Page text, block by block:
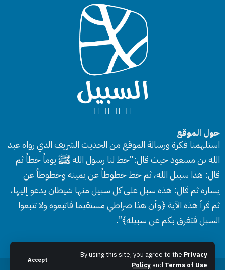
By using this site, you agree to the Privacy
Policy and Terms of Use
.
Accept
حول الموقع
استلهمنا فكرة ورسالة الموقع من الحديث الشريف الذي رواه عبد
الله بن مسعود حيث قال:”خط لنا رسول الله ﷺ يوماً خطاً ثم
قال: هذا سبيل الله، ثم خط خطوطاً عن يمينه وخطوطاً عن
يساره ثم قال: هذه سبل على كل سبيل منها شيطان يدعو إليها،
ثم قرأ هذه الآية ﴿وأن هذا صراطي مستقيما فاتبعوه ولا تتبعوا
السبل فتفرق بكم عن سبيله﴾”.